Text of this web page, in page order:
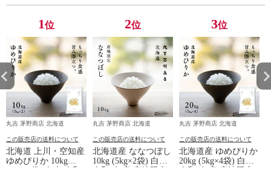
1位
丸吉 茅野商店 北海道
この販売店の送料について
北海道 上川・空知産
ゆめぴりか 10kg
2位
丸吉 茅野商店 北海道
この販売店の送料について
北海道産 ななつぼし
10kg (5kg×2袋) 白米
3位
丸吉 茅野商店 北海道
この販売店の送料について
北海道産 ゆめぴりか
20kg (5kg×4袋) 白米